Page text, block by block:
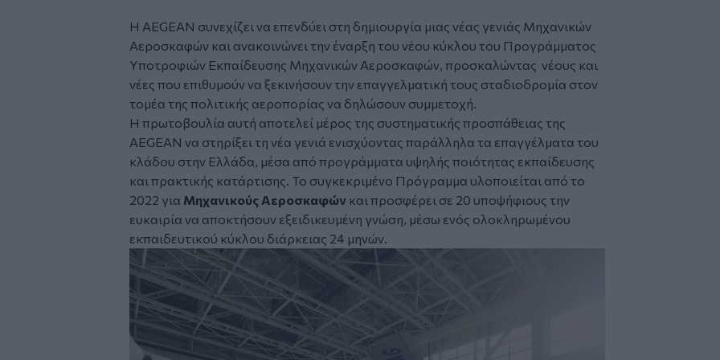
Η AEGEAN συνεχίζει να επενδύει στη δημιουργία μιας νέας γενιάς Μηχανικών
Αεροσκαφών και ανακοινώνει την έναρξη του νέου κύκλου του Προγράμματος
Υποτροφιών Εκπαίδευσης Μηχανικών Αεροσκαφών, προσκαλώντας νέους και
νέες που επιθυμούν να ξεκινήσουν την επαγγελματική τους σταδιοδρομία στον
τομέα της πολιτικής αεροπορίας να δηλώσουν συμμετοχή.
Η πρωτοβουλία αυτή αποτελεί μέρος της συστηματικής προσπάθειας της
AEGEAN να στηρίξει τη νέα γενιά ενισχύοντας παράλληλα τα επαγγέλματα του
κλάδου στην Ελλάδα, μέσα από προγράμματα υψηλής ποιότητας εκπαίδευσης
και πρακτικής κατάρτισης. Το συγκεκριμένο Πρόγραμμα υλοποιείται από το
2022 για Μηχανικούς Αεροσκαφών και προσφέρει σε 20 υποψήφιους την
ευκαιρία να αποκτήσουν εξειδικευμένη γνώση, μέσω ενός ολοκληρωμένου
εκπαιδευτικού κύκλου διάρκειας 24 μηνών.
Image